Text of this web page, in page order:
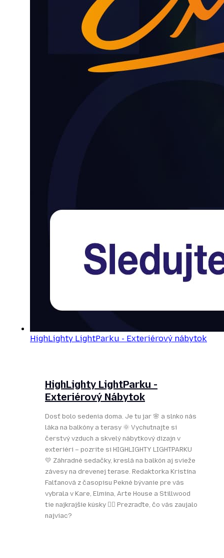
HighLighty LightParku - Exteriérový nábytok
HighLighty LightParku -
Exteriérový Nábytok
Dosť bolo sedenia doma. Je tu jar 🌸 a slnko nás
láka na balkóny a terasy 🌞 Vychutnajte si
čerstvý vzduch a skvelý nábytkový dizajn v
exteriéri – pozrite si HIGHLIGHTY LIGHTPARKU
💛 Záhradné sedačky, kreslá na balkón aj svieže
závesy na drevenej terase. Redaktorka Kristína
Falťanová z časopisu Pekné bývanie pre vás
vybrala v Kare, Elmina, Arte House a Stillwood
tie najkrajšie kúsky 👌🏻 Prezraďte, čo vás zaujalo
najviac?